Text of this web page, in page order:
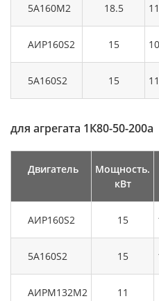
5А160М2 18.5
АИР160S2 15
5А160S2 15
для агрегата 1К80-50-200а
Двигатель
Мощность.
кВт
АИР160S2 15
5А160S2 15
АИРМ132М2 11